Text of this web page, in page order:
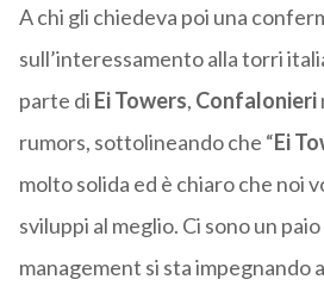
A chi gli chiedeva poi una
sull’interessamento alla torri
parte di Ei Towers, Confalonieri
rumors, sottolineando che “Ei
molto solida ed è chiaro che noi
sviluppi al meglio. Ci sono un
management si sta impegnando